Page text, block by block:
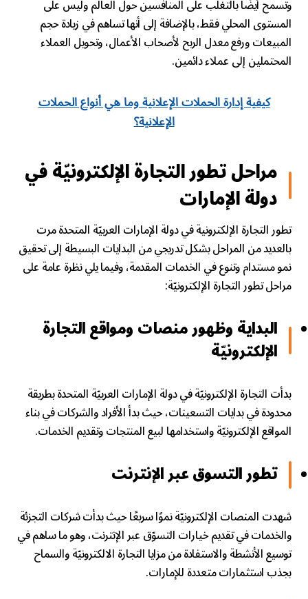
وتسمح أيضًا بالتغلب على المنافسين حول العالم وليس على
المستوى المحلي فقط، بالإضافة إلى أنها تساهم في زيادة حجم
المبيعات ورفع معدل الربح لأصحاب الأعمال، وتحويل العملاء
المحتملين إلى عملاء دائمين.
كيفية إدارة الحملات الإعلانية وما هي أنواع الحملات
الإعلانية؟
مراحل تطور التجارة الإلكترونيّة في
دولة الإمارات
تطور التجارة الإلكترونية في دولة الإمارات العربيّة المتحدة مرت
بالعديد من المراحل بشكل تدريجي من البدايات البسيطة إلى تحقيق
نمو مستدام وتنوع في الخدمات المقدمة، وفيما يلي نظرة عامة على
مراحل تطور التجارة الإلكترونيّة:
البداية وظهور منصات ومواقع التجارة
الإلكترونيّة
بدأت التجارة الإلكترونيّة في دولة الإمارات العربيّة المتحدة بطريقة
محدودة في بدايات التسعينات، حيث بدأ الأفراد والشركات في بناء
المواقع الإلكترونيّة واستخدامها لبيع المنتجات وتقديم الخدمات.
تطور التسوق عبر الإنترنت
شهدت المنصات الإلكترونيّة نموًا سريعًا حيث بدأت شركات التجزئة
والخدمات في تقديم خيارات التسوّق عبر الإنترنت، وهو ما ساهم في
توسيع الأنشطة والاستفادة من مزايا التجارة الالكترونيّة والسماح
بجذب استثمارات متعددة للإمارات.